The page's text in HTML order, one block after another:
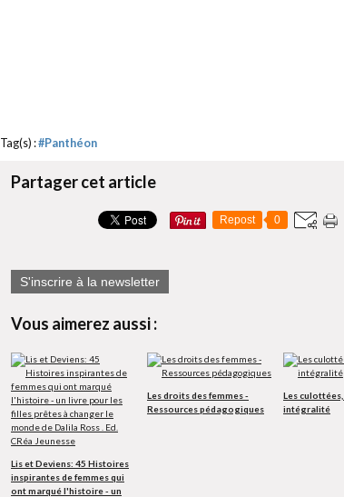
Tag(s) :#Panthéon
Partager cet article
Repost 0
S'inscrire à la newsletter
Vous aimerez aussi :
Lis et Deviens: 45 Histoires
inspirantes de femmes qui
ont marqué l'histoire - un
Les droits des femmes -
Ressources pédagogiques
Les
intégralité